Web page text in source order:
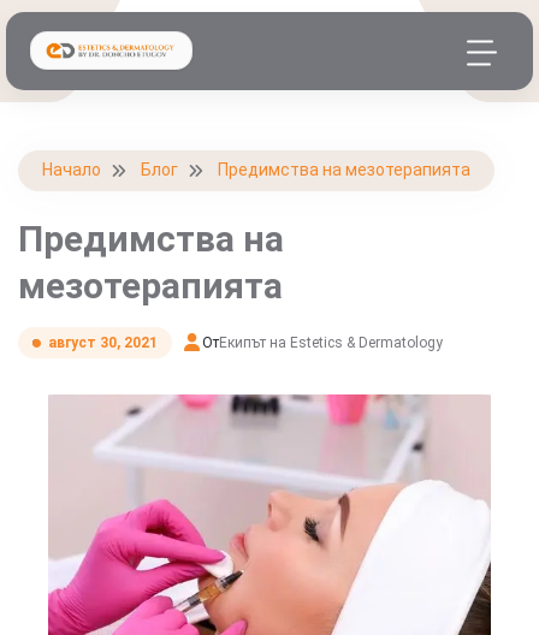
Начало Блог Предимства на мезотерапията
Предимства на
мезотерапията
август 30, 2021 ОтЕкипът на Estetics & Dermatology